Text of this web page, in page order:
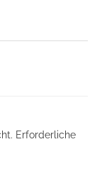
Erforderliche